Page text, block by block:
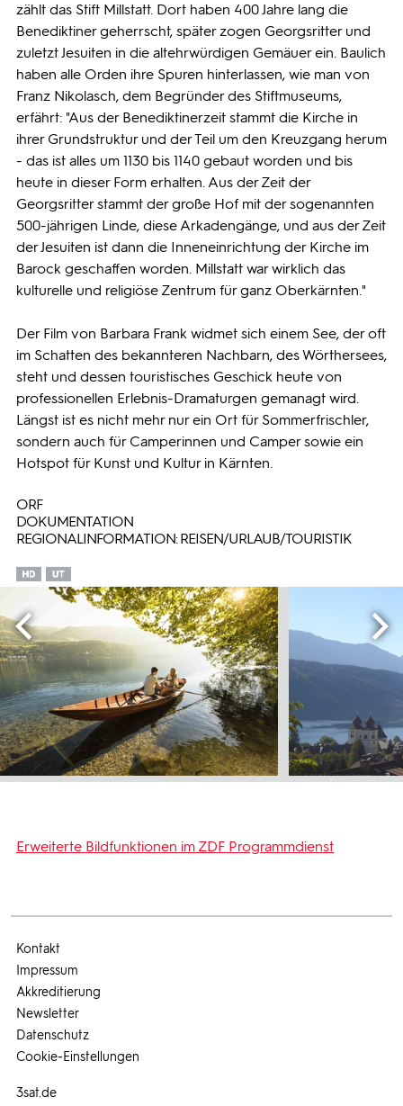
zählt das Stift Millstatt. Dort haben 400 Jahre lang die
Benediktiner geherrscht, später zogen Georgsritter und
zuletzt Jesuiten in die altehrwürdigen Gemäuer ein. Baulich
haben alle Orden ihre Spuren hinterlassen, wie man von
Franz Nikolasch, dem Begründer des Stiftmuseums,
erfährt: "Aus der Benediktinerzeit stammt die Kirche in
ihrer Grundstruktur und der Teil um den Kreuzgang herum
- das ist alles um 1130 bis 1140 gebaut worden und bis
heute in dieser Form erhalten. Aus der Zeit der
Georgsritter stammt der große Hof mit der sogenannten
500-jährigen Linde, diese Arkadengänge, und aus der Zeit
der Jesuiten ist dann die Inneneinrichtung der Kirche im
Barock geschaffen worden. Millstatt war wirklich das
kulturelle und religiöse Zentrum für ganz Oberkärnten."
Der Film von Barbara Frank widmet sich einem See, der oft
im Schatten des bekannteren Nachbarn, des Wörthersees,
steht und dessen touristisches Geschick heute von
professionellen Erlebnis-Dramaturgen gemanagt wird.
Längst ist es nicht mehr nur ein Ort für Sommerfrischler,
sondern auch für Camperinnen und Camper sowie ein
Hotspot für Kunst und Kultur in Kärnten.
ORF
DOKUMENTATION
REGIONALINFORMATION: REISEN/URLAUB/TOURISTIK
Erweiterte Bildfunktionen im ZDF Programmdienst
3sat.de
Kontakt
Impressum
Akkreditierung
Newsletter
Datenschutz
Cookie-Einstellungen